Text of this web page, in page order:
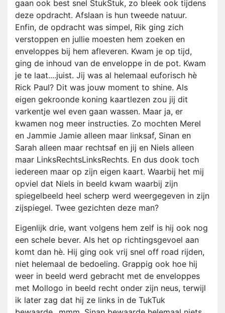
gaan ook best snel StukStuk, zo bleek ook tijdens
deze opdracht. Afslaan is hun tweede natuur.
Enfin, de opdracht was simpel, Rik ging zich
verstoppen en jullie moesten hem zoeken en
enveloppes bij hem afleveren. Kwam je op tijd,
ging de inhoud van de enveloppe in de pot. Kwam
je te laat....juist. Jij was al helemaal euforisch hè
Rick Paul? Dit was jouw moment to shine. Als
eigen gekroonde koning kaartlezen zou jij dit
varkentje wel even gaan wassen. Maar ja, er
kwamen nog meer instructies. Zo mochten Merel
en Jammie Jamie alleen maar linksaf, Sinan en
Sarah alleen maar rechtsaf en jij en Niels alleen
maar LinksRechtsLinksRechts. En dus dook toch
iedereen maar op zijn eigen kaart. Waarbij het mij
opviel dat Niels in beeld kwam waarbij zijn
spiegelbeeld heel scherp werd weergegeven in zijn
zijspiegel. Twee gezichten deze man?
Eigenlijk drie, want volgens hem zelf is hij ook nog
een schele bever. Als het op richtingsgevoel aan
komt dan hè. Hij ging ook vrij snel off road rijden,
niet helemaal de bedoeling. Grappig ook hoe hij
weer in beeld werd gebracht met de enveloppes
met Mollogo in beeld recht onder zijn neus, terwijl
ik later zag dat hij ze links in de TukTuk